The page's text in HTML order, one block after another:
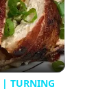
| TURNING